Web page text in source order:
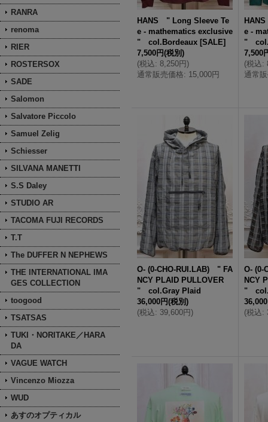
RANRA
renoma
RIER
ROSTERSOX
SADE
Salomon
Salvatore Piccolo
Samuel Zelig
Schiesser
SILVANA MANETTI
S.S Daley
STUDIO AR
TACOMA FUJI RECORDS
T.T
The DUFFER N NEPHEWS
THE INTERNATIONAL IMA
GES COLLECTION
toogood
TSATSAS
TUKI・NORITAKE／HARA
DA
VAGUE WATCH
Vincenzo Miozza
WUD
あすのオプティカル
HANS " Long Sleeve Te
e - mathematics exclusive
" col.Bordeaux [SALE]
7,500円(税別)
(税込: 8,250円)
通常販売価格: 15,000円
e -
"
7,500
(税込:
通常
O- (0-CHO-RUI.LAB) " FA
NCY PLAID PULLOVER
" col.Gray Plaid
36,000円(税別)
(税込: 39,600円)
O- (0-
NCY
"
(税込: